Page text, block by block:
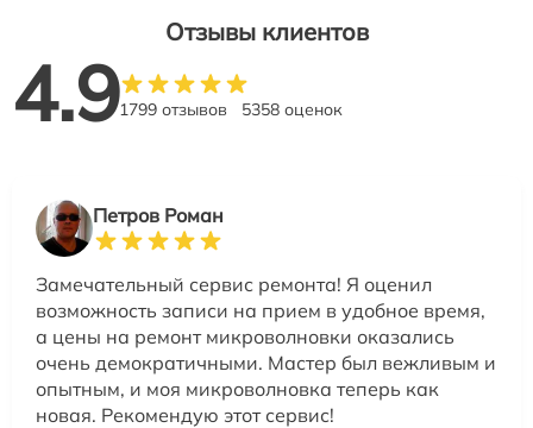
Отзывы клиентов
4.91799 отзывов 5358 оценок
Петров Роман
Замечательный сервис ремонта! Я оценил
возможность записи на прием в удобное время,
а цены на ремонт микроволновки оказались
очень демократичными. Мастер был вежливым и
опытным, и моя микроволновка теперь как
новая. Рекомендую этот сервис!